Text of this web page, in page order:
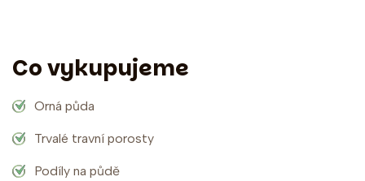
Co vykupujeme
Orná půda
Trvalé travní porosty
Podíly na půdě